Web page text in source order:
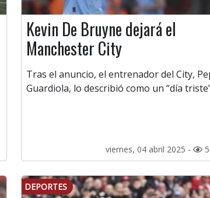
Kevin De Bruyne dejará el
Manchester City
Tras el anuncio, el entrenador del City,
Guardiola, lo describió como un “día
viernes, 04 abril 2025 -
DEPORTES